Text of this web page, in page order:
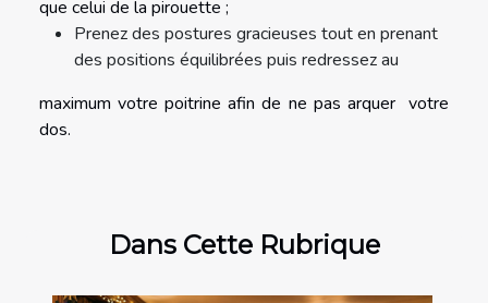
que celui de la pirouette ;
Prenez des postures gracieuses tout en prenant
des positions équilibrées puis redressez au
maximum votre poitrine afin de ne pas arquer votre
dos.
Dans Cette Rubrique